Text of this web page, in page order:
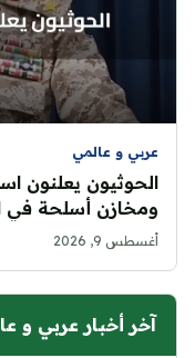
عربي و عالمي
الحوثيون يعلنون
ومخازن أسلحة في
أغسطس 9, 2026
آخر أخبار عربي و